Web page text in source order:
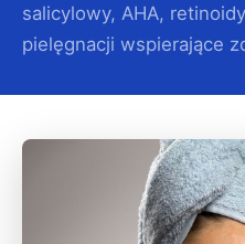
salicylowy, AHA,
pielęgnacji wspierające